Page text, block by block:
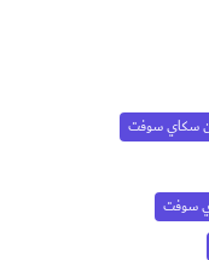
سكاي سوفت
سوفت